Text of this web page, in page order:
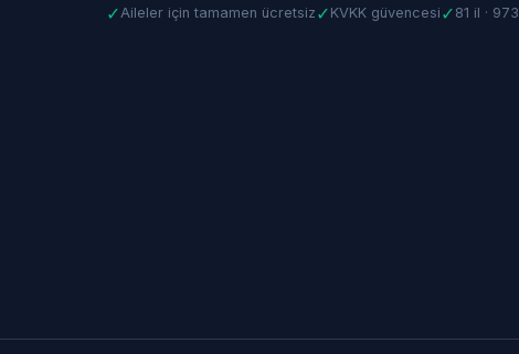
✓Aileler için tamamen ücretsiz ✓ KVKK güvencesi ✓ 81 il ·